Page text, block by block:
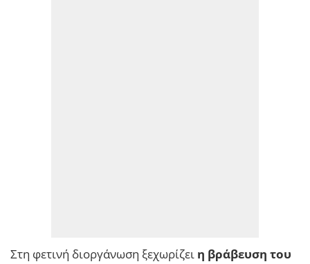
Στη φετινή διοργάνωση ξεχωρίζει η βράβευση του